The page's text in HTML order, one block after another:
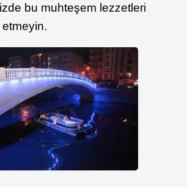
bu muhteşem lezzetleri